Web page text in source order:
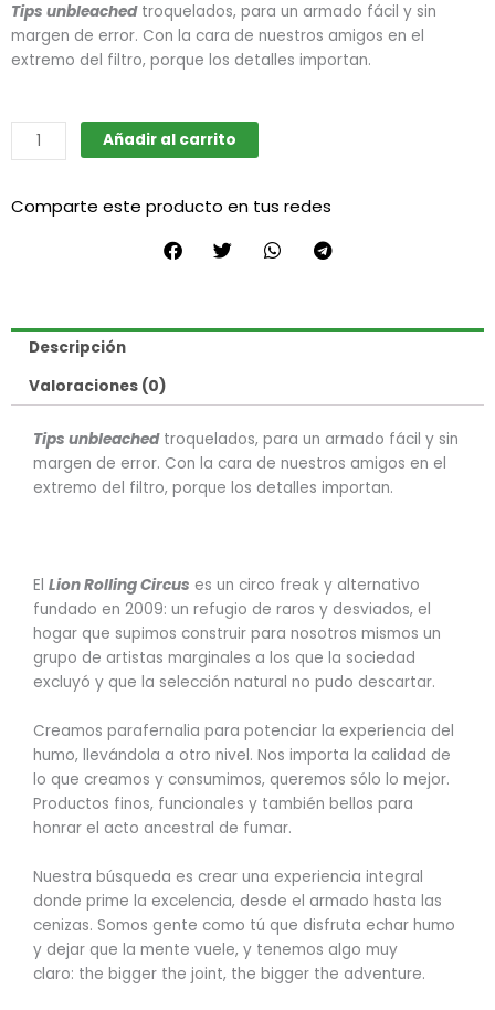
Tips unbleachedtroquelados, para un armado fácil y sin
margen de error. Con la cara de nuestros amigos en el
extremo del filtro, porque los detalles importan.
Tips
unbleached
(Lion
Añadir al carrito
Comparte este producto en tus redes
Descripción
Valoraciones (0)
Tips unbleachedtroquelados, para un armado fácil y sin
margen de error. Con la cara de nuestros amigos en el
extremo del filtro, porque los detalles importan.
El Lion Rolling Circus es un circo freak y alternativo
fundado en 2009: un refugio de raros y desviados, el
hogar que supimos construir para nosotros mismos un
grupo de artistas marginales a los que la sociedad
excluyó y que la selección natural no pudo descartar.
Creamos parafernalia para potenciar la experiencia del
humo, llevándola a otro nivel. Nos importa la calidad de
lo que creamos y consumimos, queremos sólo lo mejor.
Productos finos, funcionales y también bellos para
honrar el acto ancestral de fumar.
Nuestra búsqueda es crear una experiencia integral
donde prime la excelencia, desde el armado hasta las
cenizas. Somos gente como tú que disfruta echar humo
y dejar que la mente vuele, y tenemos algo muy
claro: the bigger the joint, the bigger the adventure.